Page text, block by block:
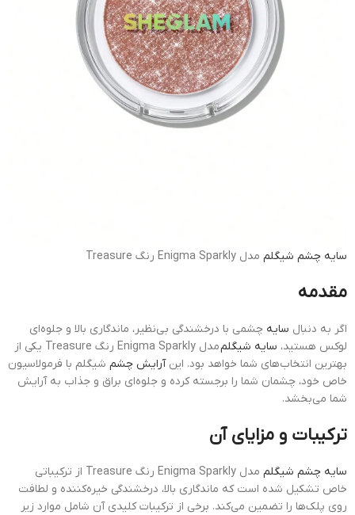
سایه چشم شیگلم مدل Enigma Sparkly رنگ Treasure
مقدمه
اگر به دنبال سایه چشمی با درخشندگی بی‌نظیر، ماندگاری بالا و جلوه‌ای
لوکس هستید، سایه شیگلم
مدل Enigma Sparkly رنگ Treasure یکی از
بهترین انتخاب‌های شما خواهد بود. اینآرایش چشم شیگلم با فرمولاسیون
خاص خود، چشمان شما را برجسته کرده و جلوه‌ای براق و جذاب به آرایش
شما می‌بخشد.
ترکیبات و مزایای آن
سایه چشم شیگلم
مدل Enigma Sparkly رنگ Treasure از ترکیباتی
خاص تشکیل شده است که ماندگاری بالا، درخشندگی خیره‌کننده و لطافت
روی پلک‌ها را تضمین می‌کند. برخی از ترکیبات کلیدی آن شامل موارد زیر